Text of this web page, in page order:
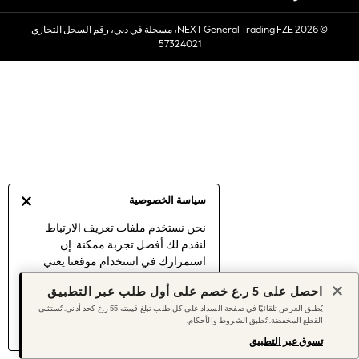
سياسة الخصوصية
نحن نستخدم ملفات تعريف الارتباط
لنقدم لك أفضل تجربة ممكنة. إن
استمرارك في استخدام موقعنا يعني
الارتباط.
اكتشف المزيد عن إدارة إعدادات ملفات
تعريف الارتباط (الكوكيز).
Sets & Outfits
Linen Collection
Women's Holiday Shop
Women's Travel Styles
Linen Collection
Tops & T-Shirts
Cover Ups & Kaftans
Sandals
Swimwear
© 2026 NEXT General Trading FZE، مسجلة في دبي، رقم السجل التجاري
57324021
احصل على 5 ر.ع خصم على أول طلب عبر التطبيق
يُطبق العرض تلقائيًا في صفحة السداد على كل طلب تبلغ قيمته 55 ر.ع كحد أدنى. تُستثنى
القطع المخفضة. تُطبق الشروط والأحكام.
تسوق عبر التطبيق